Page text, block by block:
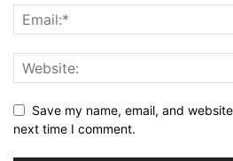
Save my name, email, and
next time I comment.